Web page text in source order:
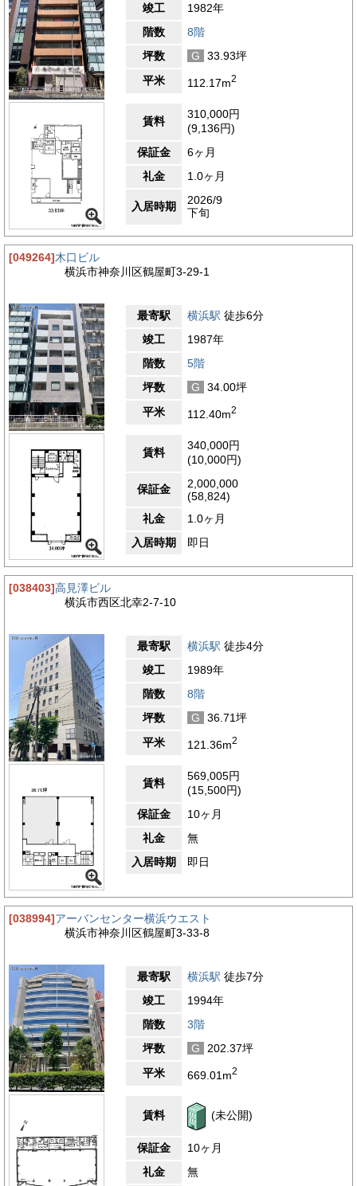
竣工
1982年
階数
8階
坪数
G
33.93坪
平米
112.17m2
賃料
310,000円
(9,136円)
保証金
6ヶ月
礼金
1.0ヶ月
入居時期
2026/9
下旬
[049264]木口ビル
横浜市神奈川区鶴屋町3-29-1
最寄駅 横浜駅 徒歩6分
竣工
1987年
階数
5階
坪数
G
34.00坪
平米
112.40m2
賃料
340,000円
(10,000円)
保証金
2,000,000
(58,824)
礼金
1.0ヶ月
入居時期
即日
[038403]高見澤ビル
横浜市西区北幸2-7-10
最寄駅 横浜駅 徒歩4分
竣工
1989年
階数
8階
坪数
G
36.71坪
平米
121.36m2
賃料
569,005円
(15,500円)
保証金
10ヶ月
礼金
無
入居時期
即日
[038994]アーバンセンター横浜ウエスト
横浜市神奈川区鶴屋町3-33-8
最寄駅 横浜駅 徒歩7分
竣工
1994年
階数
3階
坪数
G
202.37坪
平米
669.01m2
賃料 (未公開)
保証金
10ヶ月
礼金
無